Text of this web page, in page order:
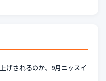
げされるのか、9月ニッスイ